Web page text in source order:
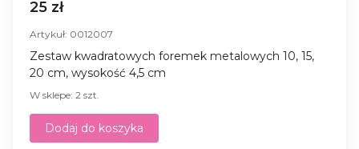
25 zł
Artykuł: 0012007
Zestaw kwadratowych foremek metalowych 10, 15,
20 cm, wysokość 4,5 cm
W sklepe: 2 szt.
Dodaj do koszyka